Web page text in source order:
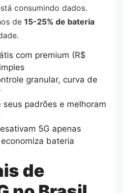
consumindo dados.
de 15-25% de bateria
com premium (R$
granular, curva de
seus padrões e melhoram
5G apenas
bateria
de